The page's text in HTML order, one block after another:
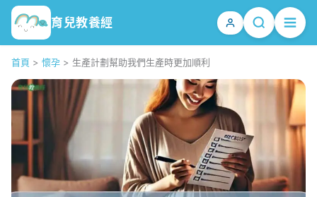
育兒教養經
首頁 > 懷孕 > 生產計劃幫助我們生產時更加順利